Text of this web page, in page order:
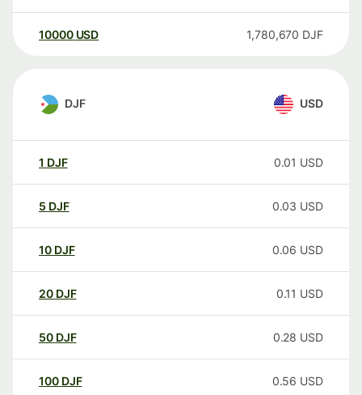
10000 USD 1,780,670 DJF
DJF USD
1 DJF 0.01 USD
5 DJF 0.03 USD
10 DJF 0.06 USD
20 DJF 0.11 USD
50 DJF 0.28 USD
100 DJF 0.56 USD